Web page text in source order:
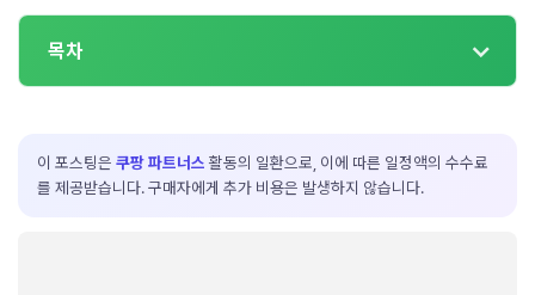
목차
이 포스팅은 쿠팡 파트너스 활동의 일환으로, 이에 따른 일정액의 수수료
를 제공받습니다. 구매자에게 추가 비용은 발생하지 않습니다.